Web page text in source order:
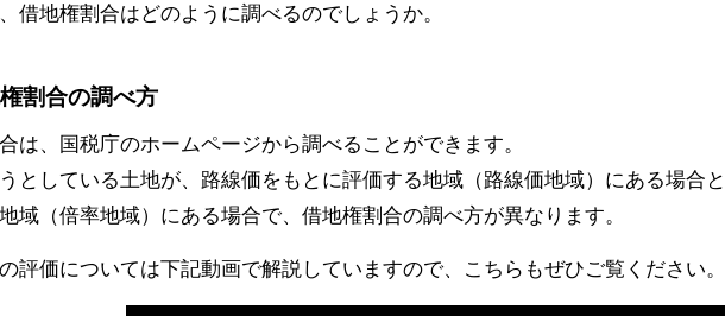
借地権割合はどのように調べるのでしょうか。
割合の調べ方
は、国税庁のホームページから調べることができます。
としている土地が、路線価をもとに評価する地域（路線価地域）にある場合
域（倍率地域）にある場合で、借地権割合の調べ方が異なります。
評価については下記動画で解説していますので、こちらもぜひご覧ください。